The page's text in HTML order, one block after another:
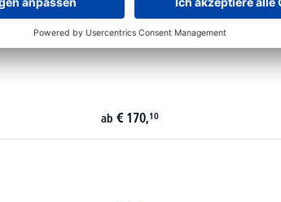
DYMO Beschriftungsgerät LabelManager 420P S0915440
ab € 170,10